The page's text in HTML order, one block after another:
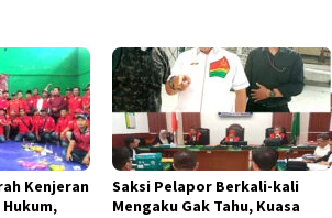
Kenjeran
Saksi Pelapor Berkali-kali
Mengaku Gak Tahu, Kuasa